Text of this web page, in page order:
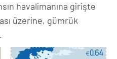
havalimanına girişte
üzerine, gümrük